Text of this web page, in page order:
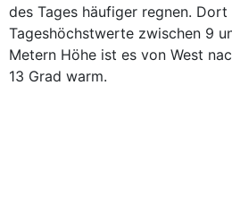
des Tages häufiger regnen.
Tageshöchstwerte zwischen 9
Metern Höhe ist es von West
13 Grad warm.